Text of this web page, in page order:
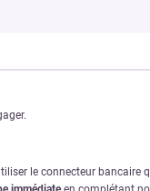
le connecteur